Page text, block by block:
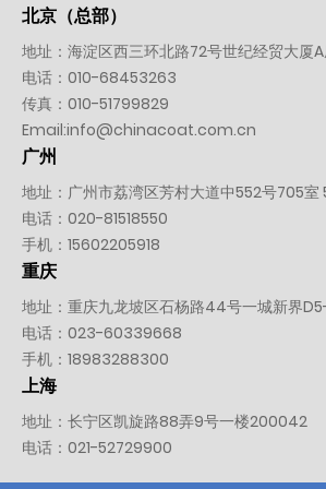
北京（总部）
地址：海淀区西三环北路72号世纪经贸大厦
电话： 010-68453263
传真：010-51799829
Email:info@chinacoat.com.cn
广州
地址：广州市荔湾区芳村大道中552号705室
电话： 020-81518550
手机： 15602205918
重庆
地址：重庆九龙坡区石杨路44号一城新界
电话： 023-60339668
手机： 18983288300
上海
地址：长宁区凯旋路88弄9号一楼200042
电话： 021-52729900